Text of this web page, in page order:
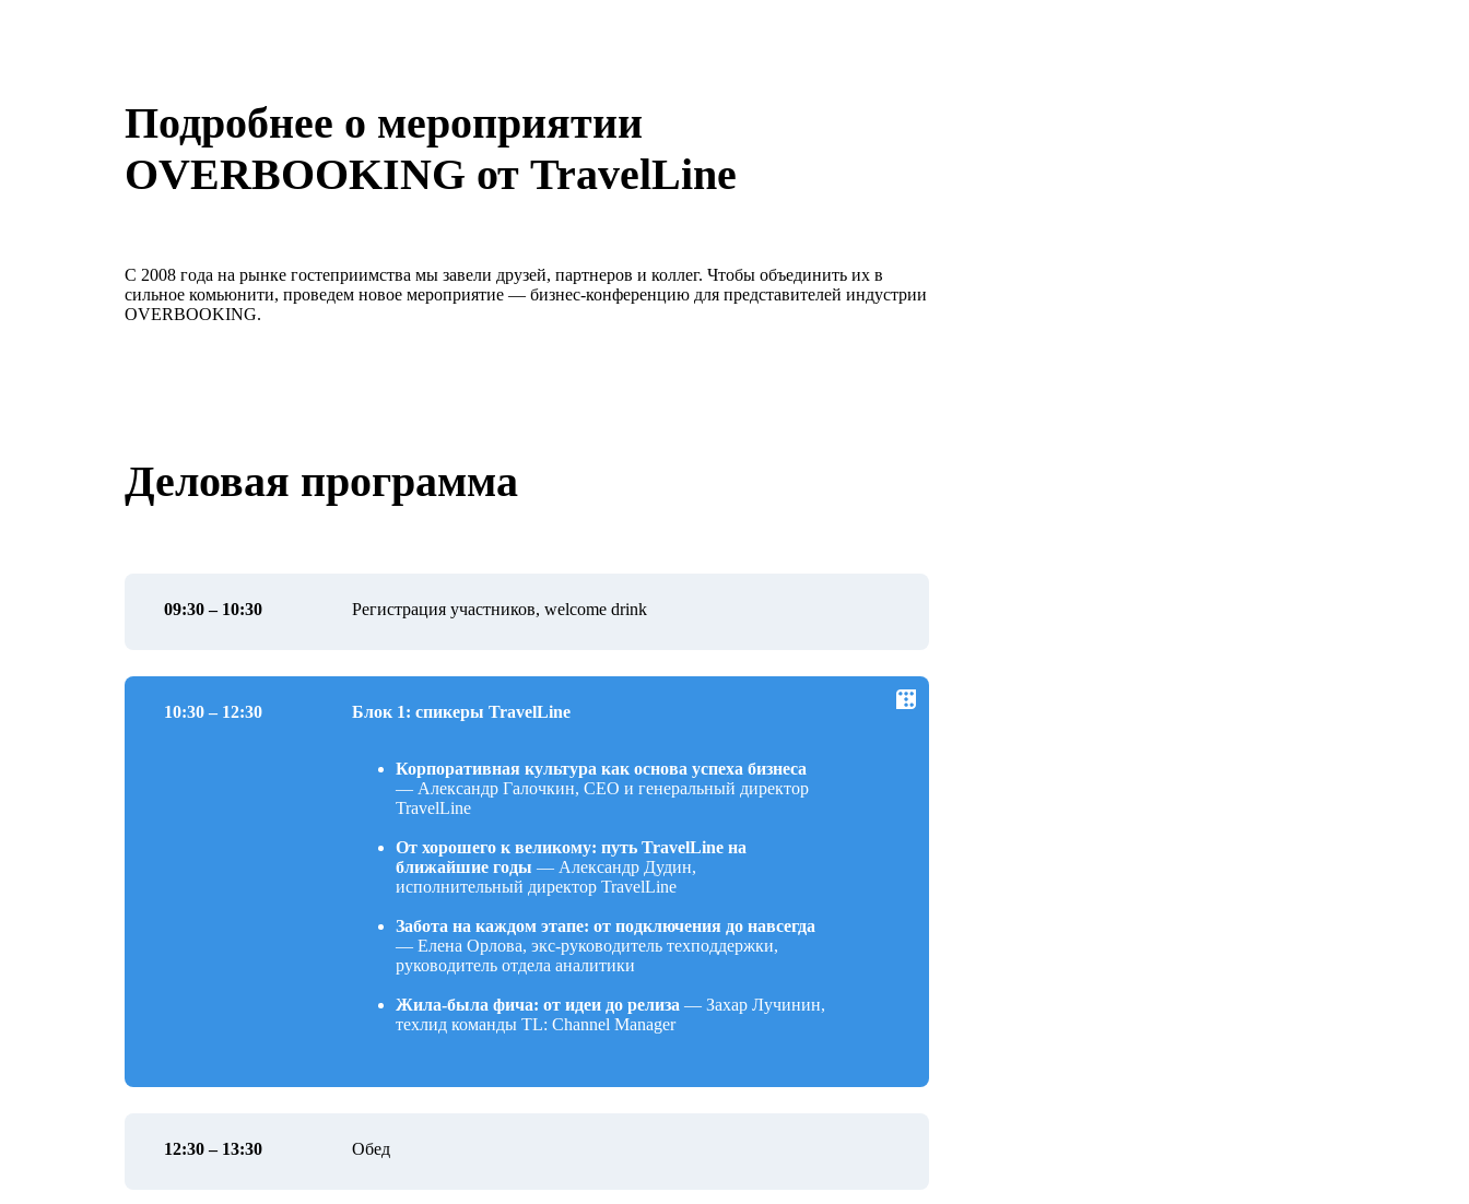
Подробнее о мероприятии
OVERBOOKING от TravelLine
C 2008 года на рынке гостеприимства мы завели друзей, партнеров и коллег. Чтобы объединить их в
сильное комьюнити, проведем новое мероприятие — бизнес-конференцию для представителей индустрии
OVERBOOKING.
Деловая программа
09:30 – 10:30 Регистрация участников, welcome drink
10:30 – 12:30 Блок 1: спикеры TravelLine
Корпоративная культура как основа успеха бизнеса
— Александр Галочкин, СЕО и генеральный директор
TravelLine
От хорошего к великому: путь TravelLine на
ближайшие годы — Александр Дудин,
исполнительный директор TravelLine
Забота на каждом этапе: от подключения до навсегда
— Елена Орлова, экс-руководитель техподдержки,
руководитель отдела аналитики
Жила-была фича: от идеи до релиза — Захар Лучинин,
техлид команды TL: Channel Manager
12:30 – 13:30 Обед